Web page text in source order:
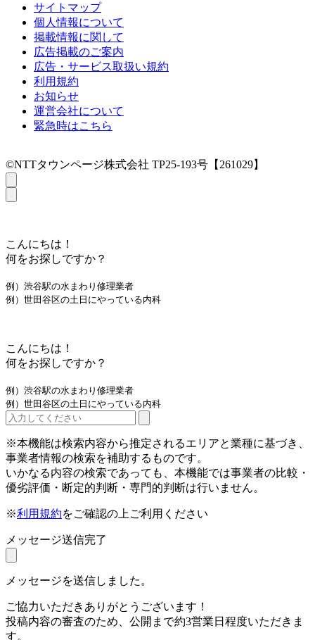
サイトマップ
個人情報について
掲載情報に関して
広告掲載のご案内
広告・サービス取扱い規約
利用規約
お知らせ
運営会社について
緊急時はこちら
©NTTタウンページ株式会社 TP25-193号【261029】
こんにちは！
何をお探しですか？
例）渋谷駅の水まわり修理業者
例）世田谷区の土日にやっている内科
こんにちは！
何をお探しですか？
例）渋谷駅の水まわり修理業者
例）世田谷区の土日にやっている内科
※本機能は検索内容から推定されるエリアと業種に基づき、
事業者情報の検索を補助するものです。
いかなる内容の検索であっても、本機能では事業者の比較・
優劣評価・断定的判断・専門的判断は行いません。
※利用規約をご確認の上ご利用ください
メッセージ送信完了
メッセージを送信しました。
ご協力いただきありがとうございます！
投稿内容の審査のため、公開まで約3営業日程度いただきま
す。